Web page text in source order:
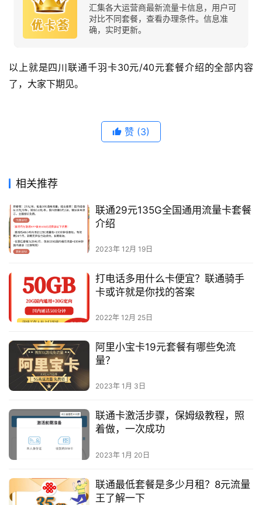
汇集各大运营商最新流量卡信息，用户可
对比不同套餐，查看办理条件。信息准
确，实时更新。
以上就是四川联通千羽卡30元/40元套餐介绍的全部内容
了，大家下期见。
赞 (3)
相关推荐
联通29元135G全国通用流量卡套餐
介绍
2023年 12月 19日
打电话多用什么卡便宜？联通骑手
卡或许就是你找的答案
2022年 12月 25日
阿里小宝卡19元套餐有哪些免流
量？
2023年 1月 3日
联通卡激活步骤，保姆级教程，照
着做，一次成功
2023年 1月 20日
联通最低套餐是多少月租？8元流量
王了解一下